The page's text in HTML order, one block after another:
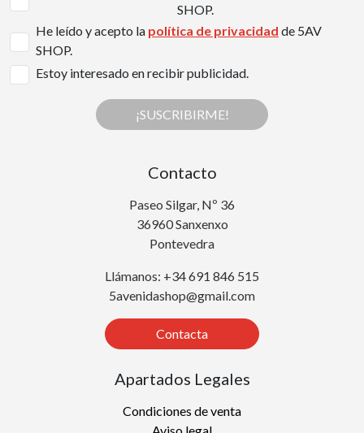
SHOP.
He leído y acepto la política de privacidad de 5AV
SHOP.
Estoy interesado en recibir publicidad.
¡SUSCRIBIRME!
Contacto
Paseo Silgar, Nº 36
36960 Sanxenxo
Pontevedra
Llámanos: +34 691 846 515
5avenidashop@gmail.com
Contacta
Apartados Legales
Condiciones de venta
Aviso legal